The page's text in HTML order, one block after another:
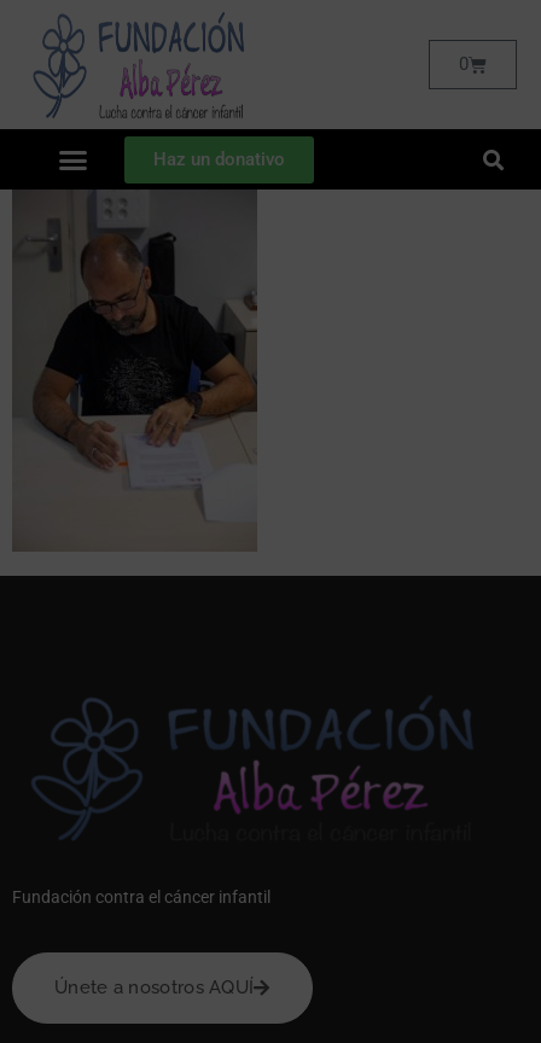
0
Haz un donativo
Fundación contra el cáncer infantil
Únete a nosotros AQUÍ